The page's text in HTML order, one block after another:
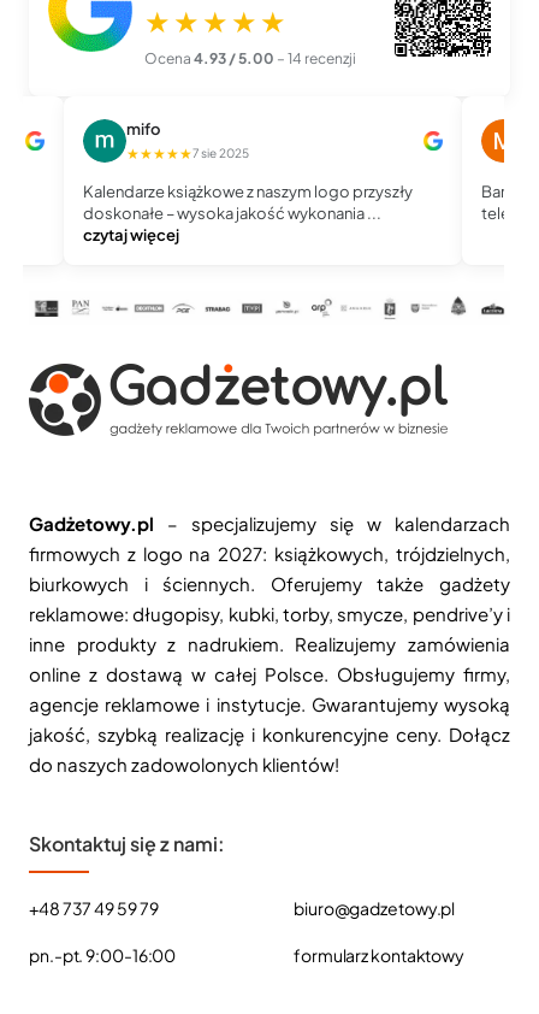
★★★★★
Ocena 4.93 / 5.00 – 14 recenzji
mifo
★★★★★7 sie 2025
Kalendarze książkowe z naszym logo przyszły
doskonałe – wysoka jakość wykonania ...
czytaj więcej
Bardzo
Gadżetowy.pl – specjalizujemy się w kalendarzach
firmowych z logo na 2027: książkowych, trójdzielnych,
biurkowych i ściennych. Oferujemy także gadżety
reklamowe: długopisy, kubki, torby, smycze, pendrive’y i
inne produkty z nadrukiem. Realizujemy zamówienia
online z dostawą w całej Polsce. Obsługujemy firmy,
agencje reklamowe i instytucje. Gwarantujemy wysoką
jakość, szybką realizację i konkurencyjne ceny. Dołącz
do naszych zadowolonych klientów!
Skontaktuj się z nami:
+48 737 49 59 79
pn.-pt. 9:00-16:00
biuro@gadzetowy.pl
formularz kontaktowy